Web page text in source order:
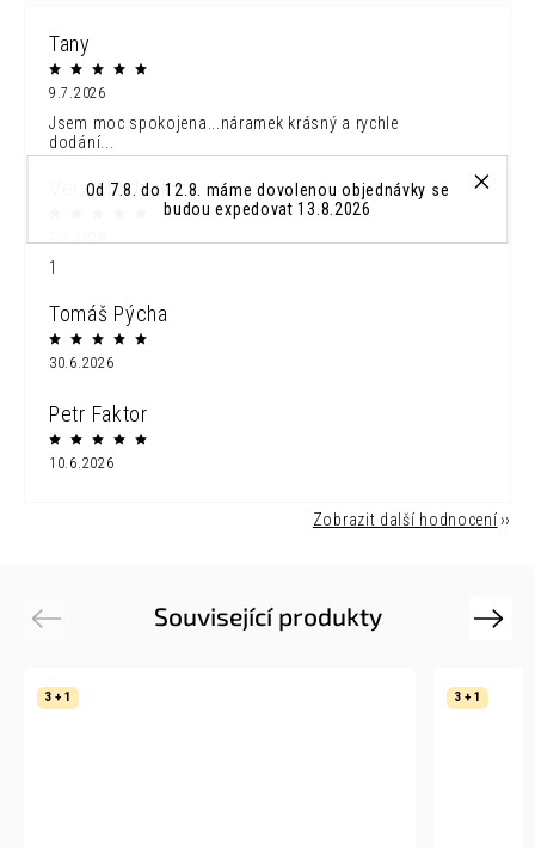
Od 7.8. do 12.8. máme dovolenou objednávky se
budou expedovat 13.8.2026
Tany
9.7.2026
Jsem moc spokojena...náramek krásný a rychle
dodání...
Vera Mladonicka
1
Tomáš Pýcha
30.6.2026
Petr Faktor
10.6.2026
Zobrazit další hodnocení
Související produkty
Previous
3 + 1 3 + 1
Next